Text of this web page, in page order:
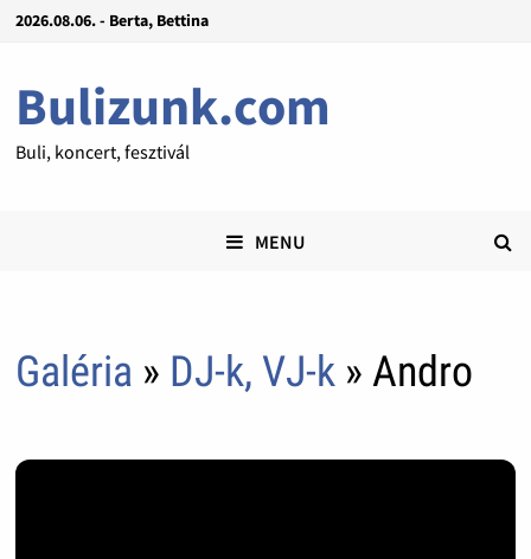
2026.08.06. - Berta, Bettina
Bulizunk.com
Buli, koncert, fesztivál
MENU
Galéria » DJ-k, VJ-k» Andro